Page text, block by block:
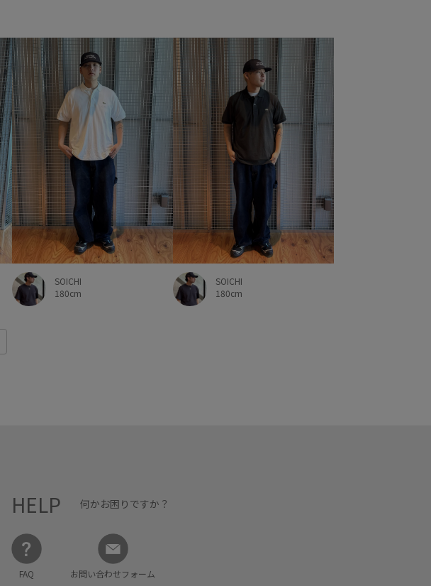
SOICHI
180cm
SOICHI
180cm
HELP 何かお困りですか？
FAQ お問い合わせフォーム